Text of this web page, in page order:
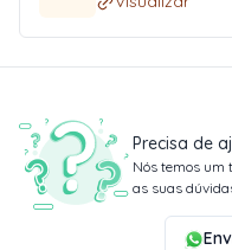
Precisa de
Nós temos
as suas